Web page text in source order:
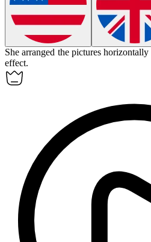
She arranged the pictureshorizontally
effect.